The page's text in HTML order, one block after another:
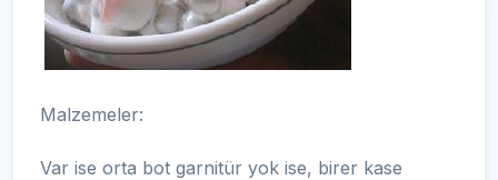
Malzemeler:
Var ise orta bot garnitür yok ise, birer kase